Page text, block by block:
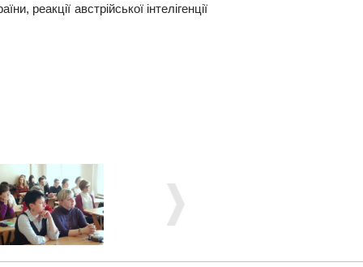
реакції австрійської інтелігенції